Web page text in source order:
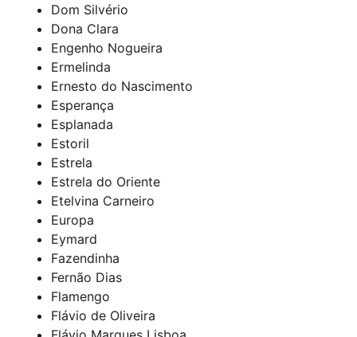
Dom Silvério
Dona Clara
Engenho Nogueira
Ermelinda
Ernesto do Nascimento
Esperança
Esplanada
Estoril
Estrela
Estrela do Oriente
Etelvina Carneiro
Europa
Eymard
Fazendinha
Fernão Dias
Flamengo
Flávio de Oliveira